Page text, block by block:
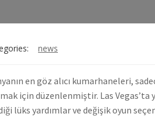
news
en göz alıcı kumarhaneleri,
için düzenlenmiştir. Las Vegas’ta
lüks yardımlar ve değişik oyun